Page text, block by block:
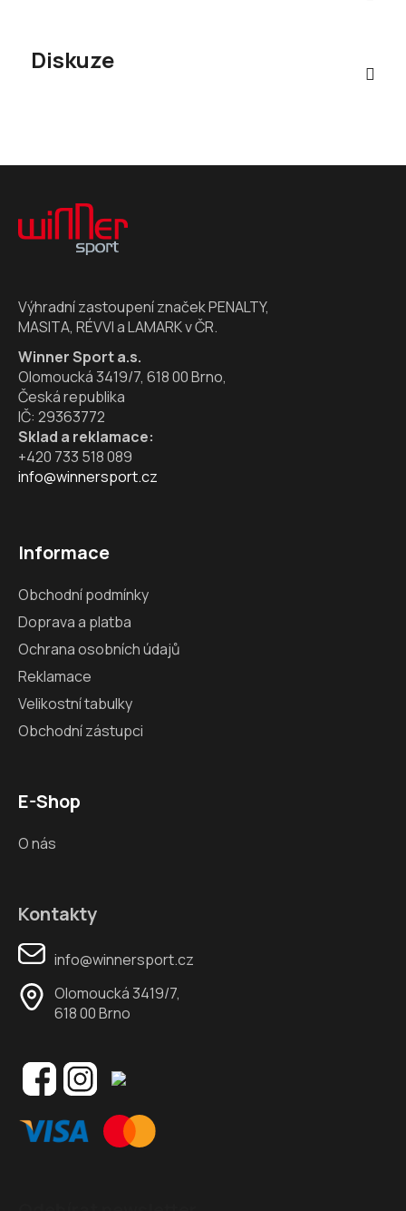
Diskuze
Z
Výhradní zastoupení značek PENALTY,
MASITA, RÉVVI a LAMARK v ČR.
Winner Sport a.s.
Olomoucká 3419/7, 618 00 Brno,
Česká republika
IČ: 29363772
Sklad a reklamace:
+420 733 518 089
info@winnersport.cz
Informace
Obchodní podmínky
Doprava a platba
Ochrana osobních údajů
Reklamace
Velikostní tabulky
Obchodní zástupci
E-Shop
O nás
Kontakty
info@winnersport.cz
Olomoucká 3419/7,
618 00 Brno